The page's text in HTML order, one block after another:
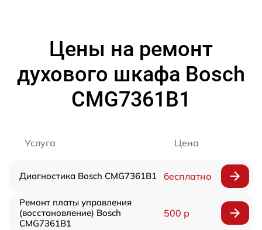
Цены на ремонт
духового шкафа Bosch
CMG7361B1
Услуга Цена
Диагностика Bosch CMG7361B1 бесплатно
Ремонт платы управления
(восстановление) Bosch
CMG7361B1
500 р